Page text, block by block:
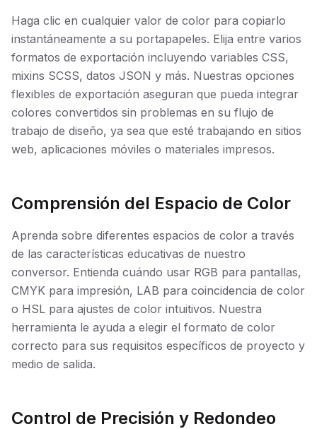
Haga clic en cualquier valor de color para copiarlo
instantáneamente a su portapapeles. Elija entre varios
formatos de exportación incluyendo variables CSS,
mixins SCSS, datos JSON y más. Nuestras opciones
flexibles de exportación aseguran que pueda integrar
colores convertidos sin problemas en su flujo de
trabajo de diseño, ya sea que esté trabajando en sitios
web, aplicaciones móviles o materiales impresos.
Comprensión del Espacio de Color
Aprenda sobre diferentes espacios de color a través
de las características educativas de nuestro
conversor. Entienda cuándo usar RGB para pantallas,
CMYK para impresión, LAB para coincidencia de color
o HSL para ajustes de color intuitivos. Nuestra
herramienta le ayuda a elegir el formato de color
correcto para sus requisitos específicos de proyecto y
medio de salida.
Control de Precisión y Redondeo